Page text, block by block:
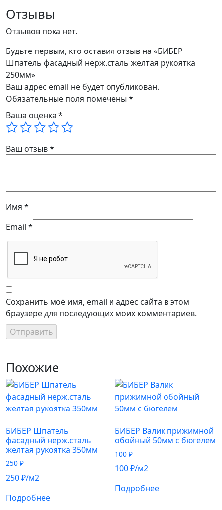
Отзывы
Отзывов пока нет.
Будьте первым, кто оставил отзыв на «БИБЕР
Шпатель фасадный нерж.сталь желтая рукоятка
250мм»
Ваш адрес email не будет опубликован.
Обязательные поля помечены *
Ваша оценка *
Ваш отзыв*
Имя *
Email *
Сохранить моё имя, email и адрес сайта в этом
браузере для последующих моих комментариев.
Похожие
БИБЕР Шпатель
фасадный нерж.сталь
желтая рукоятка 350мм
250 ₽
250₽/м2
Подробнее
БИБЕР Валик прижимной
обойный 50мм с бюгелем
100₽
100₽/м2
Подробнее